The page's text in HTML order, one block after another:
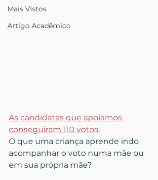
Mais Vistos
Artigo Acadêmico
As candidatas que apoiamos
conseguiram 110 votos.
O que uma criança aprende indo
acompanhar o voto numa mãe ou
em sua própria mãe?